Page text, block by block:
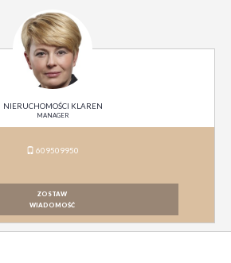
NIERUCHOMOŚCI KLAREN
MANAGER
609509950
ZOSTAW
WIADOMOŚĆ